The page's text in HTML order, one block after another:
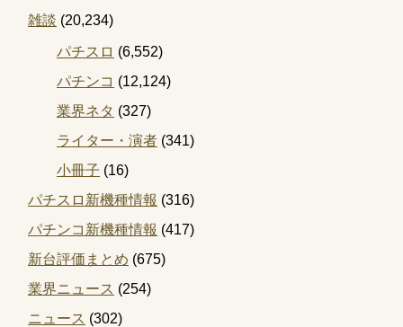
雑談 (20,234)
パチスロ (6,552)
パチンコ (12,124)
業界ネタ (327)
ライター・演者 (341)
小冊子 (16)
パチスロ新機種情報 (316)
パチンコ新機種情報 (417)
新台評価まとめ (675)
業界ニュース (254)
ニュース (302)